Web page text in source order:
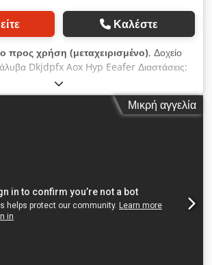
Καλέστε
προς χρήση (μεταχειρισμένο), Δοχείο
Dkjdpfx Aox Hyp Eeafer Διαστάσεις:
Μικρή αγγελία